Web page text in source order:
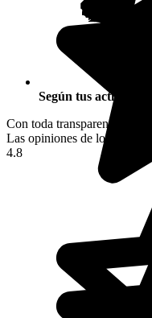
Según tus actividades
Con toda transparencia
Las opiniones de los
4.8